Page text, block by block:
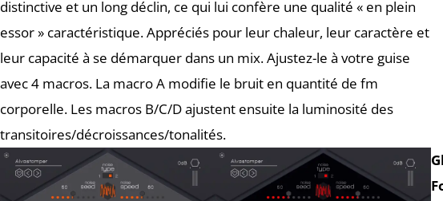
distinctive et un long déclin, ce qui lui confère une qualité « en plein
essor » caractéristique. Appréciés pour leur chaleur, leur caractère et
leur capacité à se démarquer dans un mix. Ajustez-le à votre guise
avec 4 macros. La macro A modifie le bruit en quantité de fm
corporelle. Les macros B/C/D ajustent ensuite la luminosité des
transitoires/décroissances/tonalités.